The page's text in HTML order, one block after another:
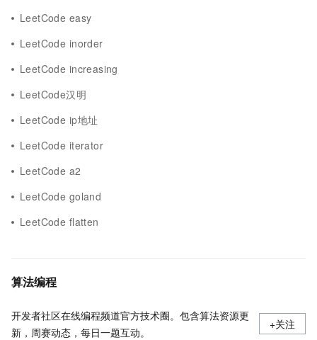
LeetCode easy
LeetCode inorder
LeetCode increasing
LeetCode汉明
LeetCode ip地址
LeetCode iterator
LeetCode a2
LeetCode goland
LeetCode flatten
算法编程
开发者社区在线编程频道官方技术圈。包含算法资源更
新，周赛动态，每日一题互动。
+关注